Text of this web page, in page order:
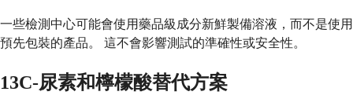
一些檢測中心可能會使用藥品級成分新鮮製備溶液，而不是使用
預先包裝的產品。 這不會影響測試的準確性或安全性。
13C-尿素和檸檬酸替代方案